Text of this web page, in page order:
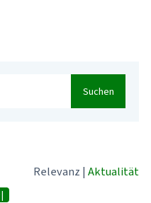
Suchen
Relevanz | Aktualität